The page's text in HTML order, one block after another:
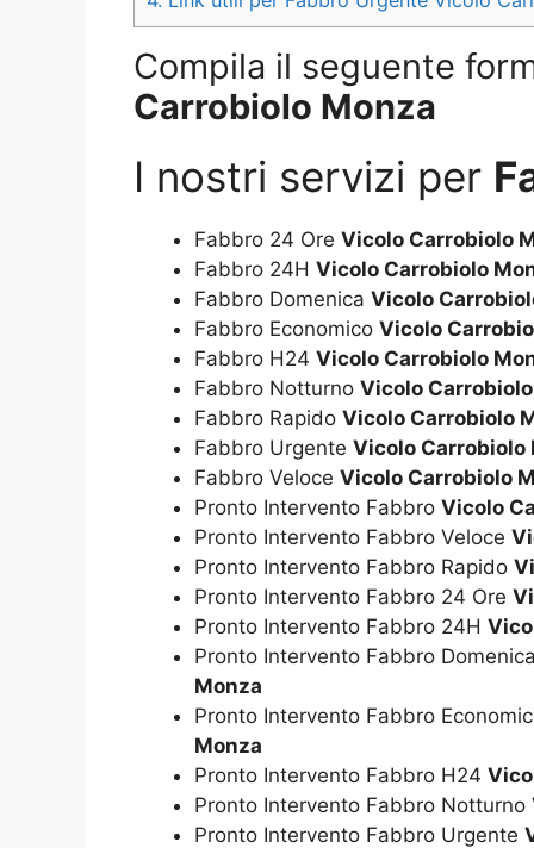
Compila il seguente
Carrobiolo Monza
I nostri servizi per
Fabbro 24 Ore Vicolo Carrobiolo
Fabbro 24H Vicolo Carrobiolo
Fabbro Domenica Vicolo
Fabbro Economico Vicolo
Fabbro H24 Vicolo Carrobiolo
Fabbro Notturno Vicolo
Fabbro Rapido Vicolo Carrobiolo
Fabbro Urgente Vicolo Carrobiolo
Fabbro Veloce Vicolo Carrobiolo
Pronto Intervento Fabbro Vicolo
Pronto Intervento Fabbro Veloce
Pronto Intervento Fabbro Rapido
Pronto Intervento Fabbro 24 Ore
Pronto Intervento Fabbro 24H
Pronto Intervento Fabbro
Monza
Pronto Intervento Fabbro
Monza
Pronto Intervento Fabbro H24
Pronto Intervento Fabbro Notturno
Pronto Intervento Fabbro Urgente